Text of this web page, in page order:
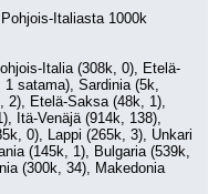
Italiasta 1000k
Italia (308k, 0), Etelä-
satama), Sardinia (5k,
2), Etelä-Saksa (48k, 1),
Itä-Venäjä (914k, 138),
0), Lappi (265k, 3), Unkari
(145k, 1), Bulgaria (539k,
(300k, 34), Makedonia